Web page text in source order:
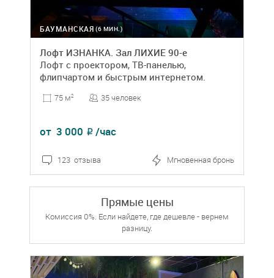
(6 МИН.)
БАУМАНСКАЯ
Лофт ИЗНАНКА. Зал ЛИХИЕ 90-е
Лофт с проектором, ТВ-панелью,
флипчартом и быстрым интернетом.
75 м2 35 человек
от 3 000 ₽ /час
123 отзыва Мгновенная бронь
Прямые цены
Комиссия 0%. Если найдете, где дешевле - вернем
разницу.